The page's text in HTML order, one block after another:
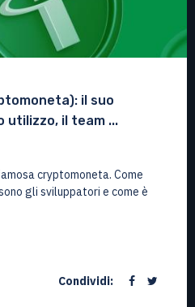
il suo
utilizzo, il team ...
cryptomoneta. Come
gli sviluppatori e come è
Condividi: